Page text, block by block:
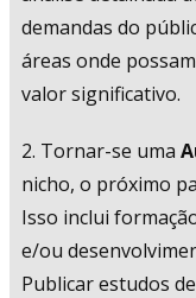
demandas do
áreas onde
valor significativo.
2. Tornar-se uma
nicho, o próximo
Isso inclui
e/ou
Publicar estudos